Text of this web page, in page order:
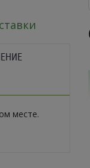
месте.